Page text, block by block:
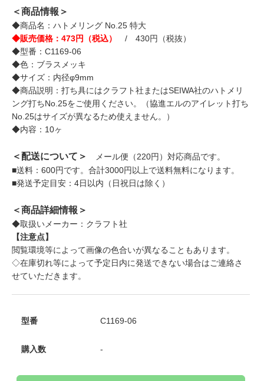
＜商品情報＞
◆商品名：ハトメリング No.25 特大
◆販売価格：473円（税込）
/ 430円（税抜）
◆型番：C1169-06
◆色：ブラスメッキ
◆サイズ：内径φ9mm
◆商品説明：打ち具にはクラフト社またはSEIWA社のハトメリ
ング打ちNo.25をご使用ください。（協進エルのアイレット打ち
No.25はサイズが異なるため使えません。）
◆内容：10ヶ
＜配送について＞
メール便（220円）対応商品です。
■送料：600円です。合計3000円以上で送料無料になります。
■発送予定目安：4日以内（日祝日は除く）
＜商品詳細情報＞
◆取扱いメーカー：クラフト社
【注意点】
閲覧環境等によって画像の色合いが異なることもあります。
◇在庫切れ等によって予定日内に発送できない場合はご連絡さ
せていただきます。
型番 C1169-06
購入数 -